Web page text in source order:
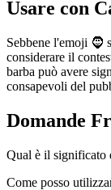
Usare con
Sebbene l'emoji 🧔
considerare il
barba può avere
consapevoli del
Domande
Qual è il significato
Come posso